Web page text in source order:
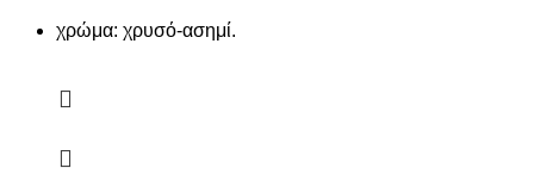
χρώμα: χρυσό-ασημί.